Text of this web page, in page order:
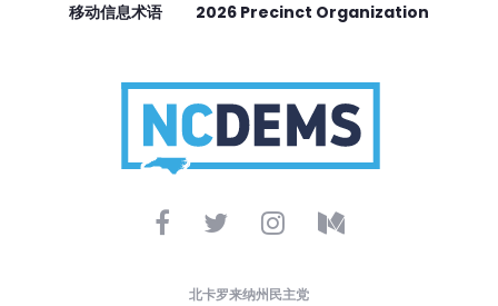
移动信息术语
2026 Precinct Organization
北卡罗来纳州民主党